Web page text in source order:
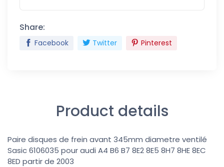
Share:
Facebook Twitter Pinterest
Product details
Paire disques de frein avant 345mm diametre ventilé
Sasic 6106035 pour audi A4 B6 B7 8E2 8E5 8H7 8HE 8EC
8ED partir de 2003